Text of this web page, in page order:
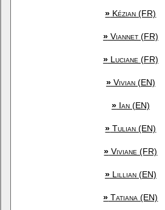
» Kézian (FR)
»Viannet (FR)
»Luciane (FR)
»Vivian (EN)
»Ian (EN)
» Tulian (EN)
» Viviane (FR)
»Lillian (EN)
» Tatiana (EN)